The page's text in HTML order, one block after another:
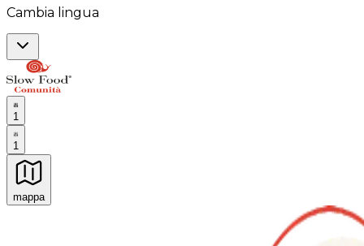
Cambia lingua
1
1
mappa
Esperienze culinarie indimenticabili: Esperienze